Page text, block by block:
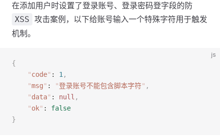
在添加用户时设置了登录账号、登录密码登字段的防
XSS 攻击案例，以下给账号输入一个特殊字符用于触发
机制。
js
{
    "
code" : 1 ,
    "
msg" : "登录账号不能包含脚本字符" ,
    "
data" : null ,
    "
ok" : false
}